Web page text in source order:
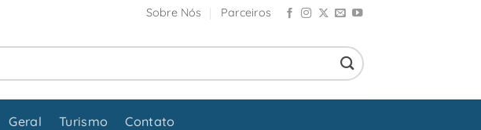
Sobre Nós Parceiros
Geral Turismo Contato